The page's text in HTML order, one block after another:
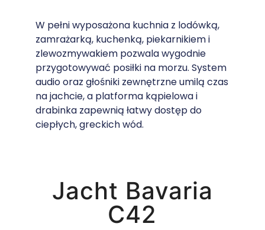
W pełni wyposażona kuchnia z lodówką,
zamrażarką, kuchenką, piekarnikiem i
zlewozmywakiem pozwala wygodnie
przygotowywać posiłki na morzu. System
audio oraz głośniki zewnętrzne umilą czas
na jachcie, a platforma kąpielowa i
drabinka zapewnią łatwy dostęp do
ciepłych, greckich wód.
Jacht Bavaria
C42